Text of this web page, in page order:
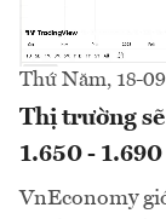
Thứ Năm, 18-
Thị trường
1.650 -
VnEconomy